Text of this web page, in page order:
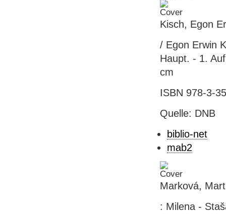
Kisch, Egon
/ Egon Erwin
Haupt. - 1.
cm
ISBN 978-3-
Quelle: DNB
biblio-net
mab2
Marková,
: Milena -